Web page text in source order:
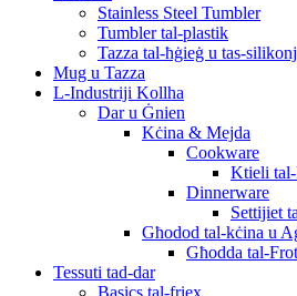
Stainless Steel Tumbler
Tumbler tal-plastik
Tazza tal-ħġieġ u tas-
Mug u Tazza
L-Industriji Kollha
Dar u Ġnien
Kċina & Mejda
Cookware
Ktieli
Dinnerware
Settijiet
Għodod tal-kċina u
Għodda tal-
Tessuti tad-dar
Basics tal-friex